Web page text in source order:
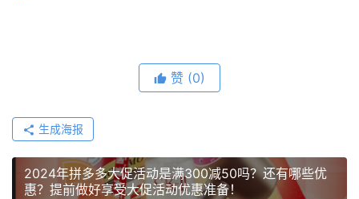
赞 (0)
生成海报
2024年拼多多大促活动是满300减50吗？还有哪些优
惠？提前做好享受大促活动优惠准备！